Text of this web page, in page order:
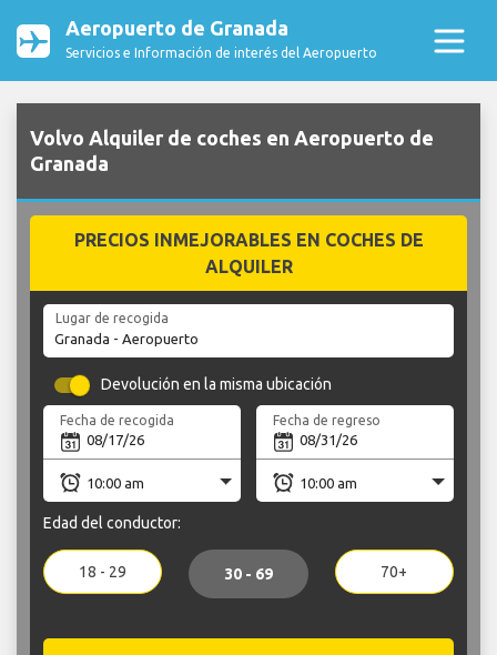
Aeropuerto de Granada
Servicios e Información de interés del Aeropuerto
Volvo Alquiler de coches en Aeropuerto de
Granada
PRECIOS INMEJORABLES EN COCHES DE
ALQUILER
Lugar de recogida
Devolución en la misma ubicación
Fecha de recogida Fecha de regreso
Edad del conductor:
18 - 29 30 - 69 70+